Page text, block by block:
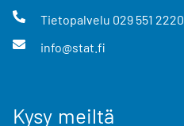
Tietopalvelu 029 551 2220
info@stat.fi
Kysy meiltä